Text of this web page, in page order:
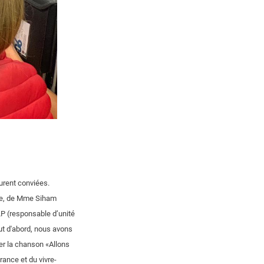
conviées.
de Mme Siham
(responsable d’unité
d'abord, nous avons
la chanson «Allons
et du vivre-